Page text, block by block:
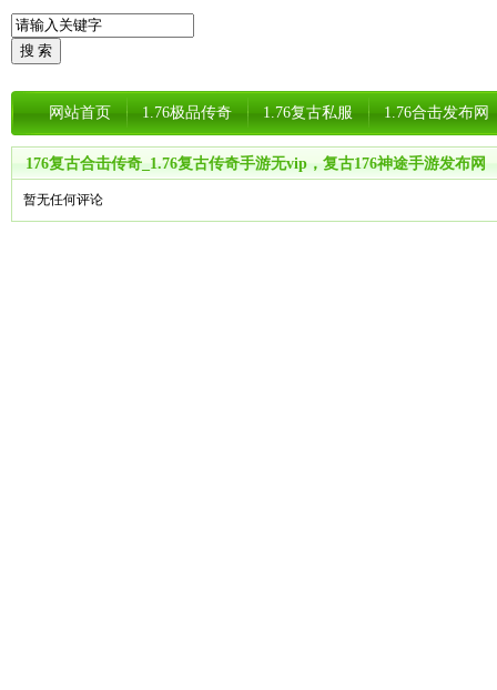
网站首页 1.76极品传奇 1.76复古私服 1.76合击发布网
176复古合击传奇_1.76复古传奇手游无vip，复古176神途手游发布网
暂无任何评论